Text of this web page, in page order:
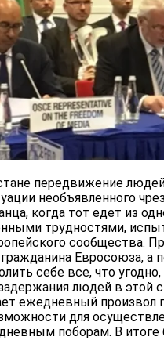
передвижение людей
необъявленного
когда тот едет из
трудностями,
сообщества.
Евросоюза, а
себе все, что
людей в этой
ежедневный произвол
для
поборам. В итоге